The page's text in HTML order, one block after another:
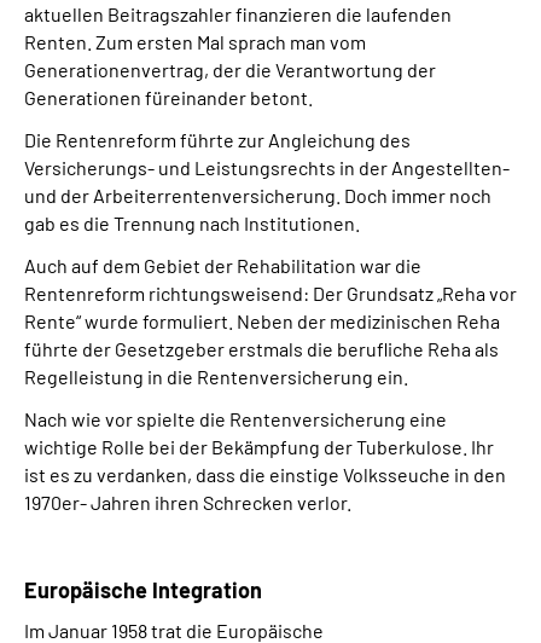
aktuellen Beitragszahler finanzieren die laufenden
Renten. Zum ersten Mal sprach man vom
Generationenvertrag, der die Verantwortung der
Generationen füreinander betont.
Die Rentenreform führte zur Angleichung des
Versicherungs- und Leistungsrechts in der Angestellten-
und der Arbeiterrentenversicherung. Doch immer noch
gab es die Trennung nach Institutionen.
Auch auf dem Gebiet der Rehabilitation war die
Rentenreform richtungsweisend: Der Grundsatz „Reha vor
Rente“ wurde formuliert. Neben der medizinischen Reha
führte der Gesetzgeber erstmals die berufliche Reha als
Regelleistung in die Rentenversicherung ein.
Nach wie vor spielte die Rentenversicherung eine
wichtige Rolle bei der Bekämpfung der Tuberkulose. Ihr
ist es zu verdanken, dass die einstige Volksseuche in den
1970er- Jahren ihren Schrecken verlor.
Europäische Integration
Im Januar 1958 trat die Europäische